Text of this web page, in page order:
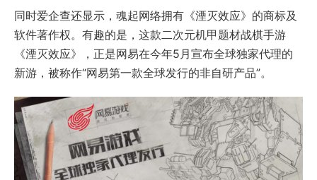
同时爱企查还显示，魂起网络拥有《湮灭效应》的商标及
软件著作权。有趣的是，这款二次元机甲题材战棋手游
《湮灭效应》，正是网易在今年5月宣布全球独家代理的
新游，被称作“网易第一款全球发行的非自研产品”。